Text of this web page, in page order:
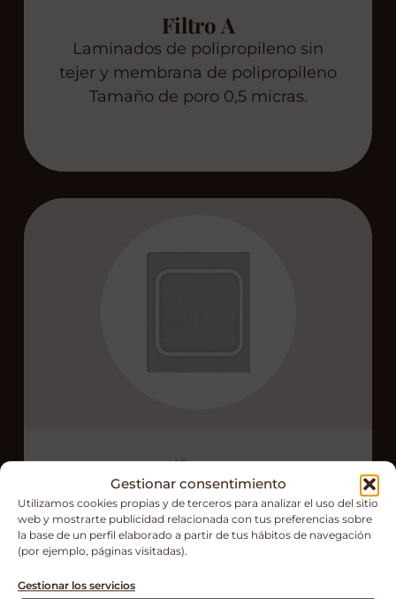
Gestionar consentimiento
Utilizamos cookies propias y de terceros para analizar el uso del sitio
web y mostrarte publicidad relacionada con tus preferencias sobre
la base de un perfil elaborado a partir de tus hábitos de navegación
(por ejemplo, páginas visitadas).
Gestionar los servicios
Filtro A
Laminados de polipropileno sin
tejer y membrana de polipropileno
Tamaño de poro 0,5 micras.
Filtro B
Laminados de polipropileno sin
tejer con teflon.
Tamaño de poro 5 micras.